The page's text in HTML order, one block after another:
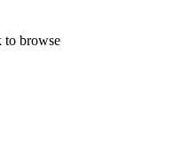
to browse